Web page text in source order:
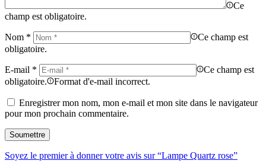
Ce
champ est obligatoire.
Nom *
Ce champ est
obligatoire.
E-mail *
Ce champ est
obligatoire.
Format d'e-mail incorrect.
Enregistrer mon nom, mon e-mail et mon site dans le navigateur
pour mon prochain commentaire.
Soyez le premier à donner votre avis sur “Lampe Quartz rose”